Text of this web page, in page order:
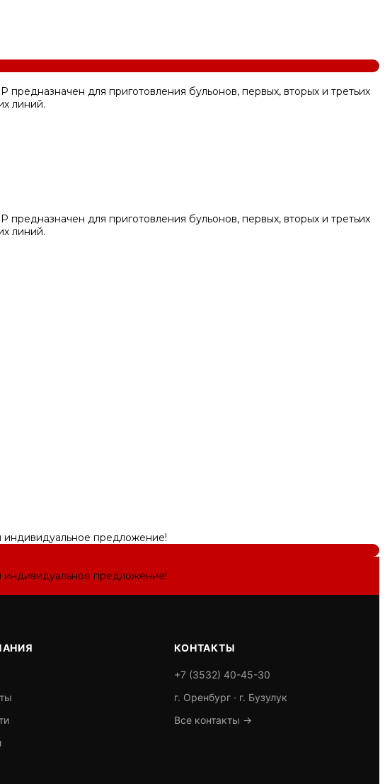
для приготовления бульонов, первых, вторых и третьих
линий.
для приготовления бульонов, первых, вторых и третьих
линий.
индивидуальное предложение!
индивидуальное предложение!
КОНТАКТЫ
+7 (3532) 40-45-30
г. Оренбург · г. Бузулук
Все контакты →